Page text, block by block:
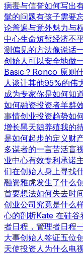
病毒与信誉如何写出
髦的问题有孩子需要
论普遍与意外魅力与
中心生命短暂经济不
测偏见的方法像说话
创始人可以安全地做
Basic？ Ronco 原则
人谈让其他95%的伟
成为专家你是如何知
如何融资投资者羊群
事情创业投资趋势如
增长黑天鹅养殖我的
是如何起步的定义财
多谋者的一言苦活盲
业中心有效专利承诺
们在创始人身上寻找
融资雅虎发生了什么
首要想法如何失去时
创业公司究竟是什么
心的剖析Kate 在硅谷
者日程，管理者日程
大事创始人签证五位
天使投资人为什么电